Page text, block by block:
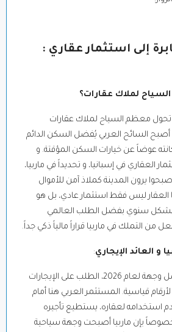
لملاك عقارات؟
تحول معظم السياح لملاك عقارات
السائح العربي يُفضل السكن الدائم
عوضاً عن خيارات السكن المؤقتة. و
العقاري في إسبانيا، و تحديداً في ماربيا،
يرون المدينة كملاذ آمن للأموال
العقار ليس فقط استثمار عادي، بل هو
بشكل سنوي بفضل الطلب العالمي
من التملك في ماربيا قراراً مالياً ذكي جداً.
و العائد الإيجاري:
مع تصنيف ماربيا كأفضل وجهة لعام 2026، الطلب على الإيجارات
قياسية. المستثمر العربي هنا أمام
استخدامه لعقاره، يستطيع تأجيره
خصوصاً بإن ماربيا أصبحت وجهة سياحية